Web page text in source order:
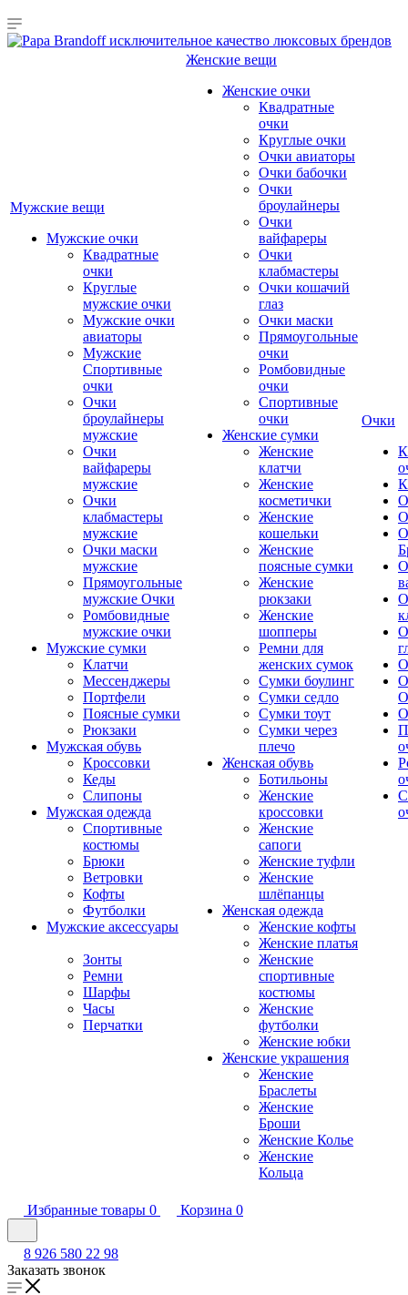
Мужские вещи
Мужские очки
Квадратные
очки
Круглые
мужские очки
Мужские очки
авиаторы
Мужские
Спортивные
очки
Очки
броулайнеры
мужские
Очки
вайфареры
мужские
Очки
клабмастеры
мужские
Очки маски
мужские
Прямоугольные
мужские Очки
Ромбовидные
мужские очки
Мужские сумки
Клатчи
Мессенджеры
Портфели
Поясные сумки
Рюкзаки
Мужская обувь
Кроссовки
Кеды
Слипоны
Мужская одежда
Спортивные
костюмы
Брюки
Ветровки
Кофты
Футболки
Мужские аксессуары
Зонты
Ремни
Шарфы
Часы
Перчатки
Женские вещи
Женские очки
Квадратные
очки
Круглые очки
Очки авиаторы
Очки бабочки
Очки
броулайнеры
Очки
вайфареры
Очки
клабмастеры
Очки кошачий
глаз
Очки маски
Прямоугольные
очки
Ромбовидные
очки
Спортивные
очки
Женские сумки
Женские
клатчи
Женские
косметички
Женские
кошельки
Женские
поясные сумки
Женские
рюкзаки
Женские
шопперы
Ремни для
женских сумок
Сумки боулинг
Сумки седло
Сумки тоут
Сумки через
плечо
Женская обувь
Ботильоны
Женские
кроссовки
Женские
сапоги
Женские туфли
Женские
шлёпанцы
Женская одежда
Женские кофты
Женские платья
Женские
спортивные
костюмы
Женские
футболки
Женские юбки
Женские украшения
Женские
Браслеты
Женские
Броши
Женские Колье
Женские
Кольца
Очки
Избранные товары 0 Корзина 0
8 926 580 22 98
Заказать звонок